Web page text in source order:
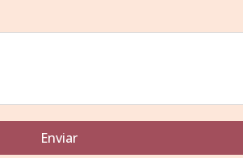
Enviar